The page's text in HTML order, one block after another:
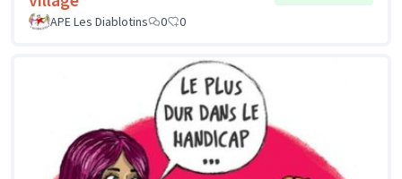
APE Les Diablotins
0 0